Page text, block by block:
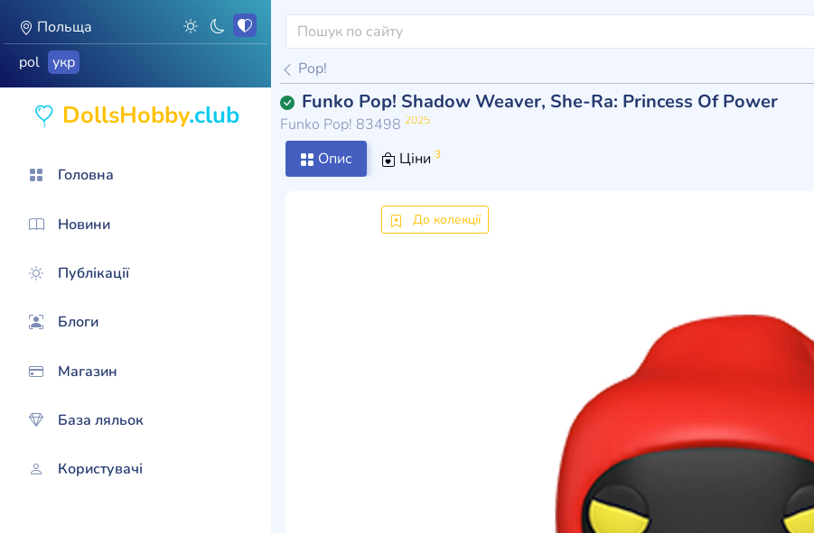
Польща
pol
укр
DollsHobby.club
Головна
Новини
Публікації
Блоги
Магазин
База ляльок
Користувачі
Pop!
Funko Pop! Shadow Weaver, She-Ra: Princess Of Power
Funko Pop! 83498 2025
Опис Ціни 3
До колекції